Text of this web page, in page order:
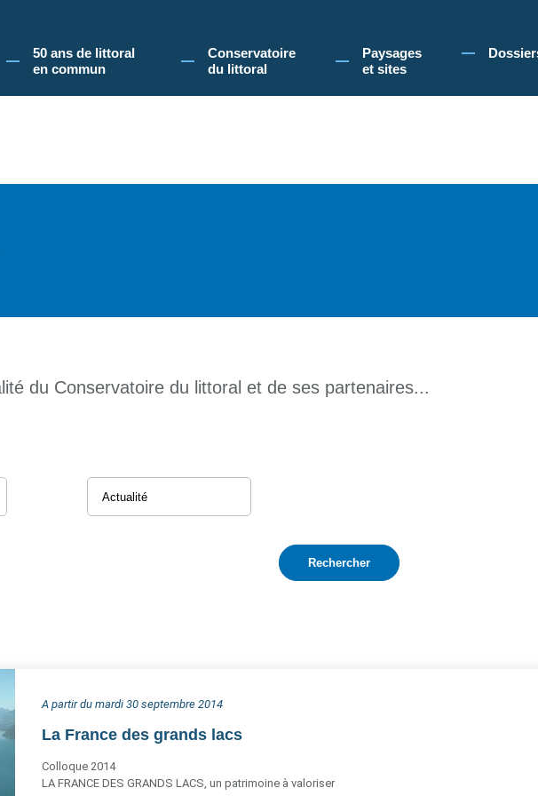
navigation sur le site du Conservatoire du littoral, vous acceptez l'utilisation de cookies pour vous
50 ans de littoral
en commun​
Conservatoire
du littoral
Paysages
et sites
du Conservatoire du littoral et de ses partenaires...
A partir du mardi 30 septembre 2014
La France des grands lacs
Colloque 2014
LA FRANCE DES GRANDS LACS, un patrimoine à valoriser